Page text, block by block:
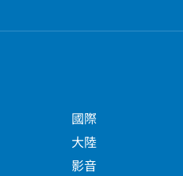
國際
大陸
影音